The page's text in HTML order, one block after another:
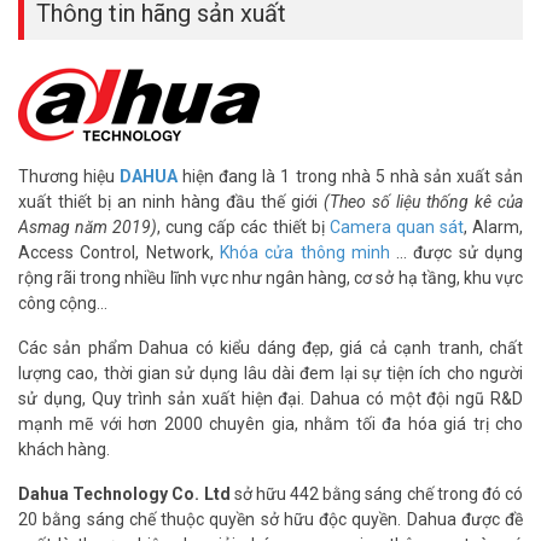
– Điện áp DC12V
– Kích thước Φ106mm×93.7mm
– Trọng lượng 0.58KG
– Xuất xứ: Trung Quốc
– Địa chỉ bán sản phẩm: tại 4 chi nhánh Vuhoangtelecom TpHCM &
Hà Nội
Video hướng dẫn cách ghi âm trên camera HDCVI Dahua tích
hợp Mic
Thông tin hãng sản xuất
Thương hiệu DAHUA hiện đang là 1 trong nhà 5 nhà sản xuất sản
xuất thiết bị an ninh hàng đầu thế giới (Theo số liệu thống kê của
Asmag năm 2019), cung cấp các thiết bị Camera quan sát, Alarm,
Access Control, Network, Khóa cửa thông minh … được sử dụng
rộng rãi trong nhiều lĩnh vực như ngân hàng, cơ sở hạ tầng, khu vực
công cộng…
Các sản phẩm Dahua có kiểu dáng đẹp, giá cả cạnh tranh, chất
lượng cao, thời gian sử dụng lâu dài đem lại sự tiện ích cho người
sử dụng, Quy trình sản xuất hiện đại. Dahua có một đội ngũ R&D
mạnh mẽ với hơn 2000 chuyên gia, nhằm tối đa hóa giá trị cho
khách hàng.
Dahua Technology Co. Ltd sở hữu 442 bằng sáng chế trong đó có
20 bằng sáng chế thuộc quyền sở hữu độc quyền. Dahua được đề